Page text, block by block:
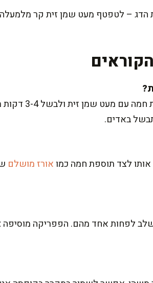
– לטפטף מעט שמן זית קר מלמעלה
בהחלט כן! יש
באדים.
אותו לצד תוספת חמה כמואורז מושלם
לפחות אחד מהם. הפפריקה מוסיפה